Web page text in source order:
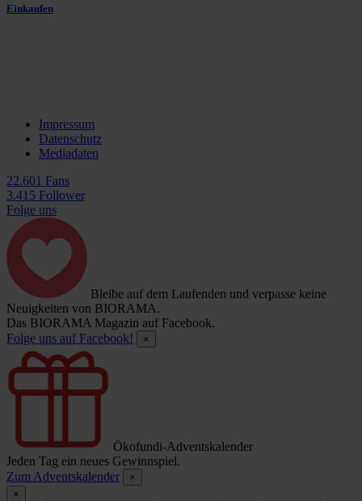
Einkaufen
Impressum
Datenschutz
Mediadaten
22.601 Fans
3.415 Follower
Folge uns
Bleibe auf dem Laufenden und verpasse keine
Neuigkeiten von BIORAMA.
Das BIORAMA Magazin auf Facebook.
Folge uns auf Facebook!
×
Ökofundi-Adventskalender
Jeden Tag ein neues Gewinnspiel.
Zum Adventskalender
×
×